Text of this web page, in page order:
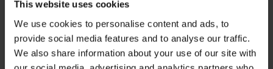
This website uses cookies
We use cookies to personalise content and ads, to
provide social media features and to analyse our traffic.
We also share information about your use of our site with